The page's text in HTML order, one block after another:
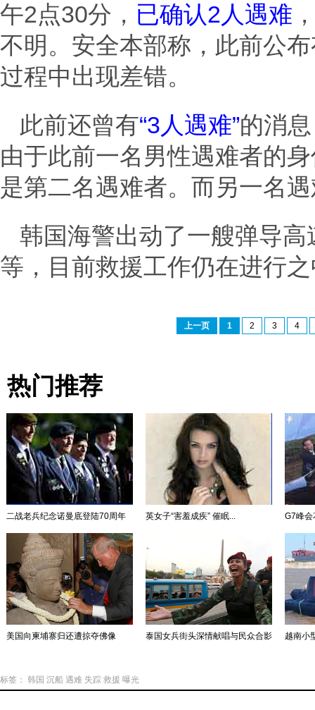
午2点30分， 已确认2人遇难
不明。安全本部称，此前公
过程中出现差错。
此前还曾有“3人遇难”的消
由于此前一名男性遇难者的
是第二名遇难者。而另一名
韩国海警出动了一艘弹导
等，目前救援工作仍在进行
上一页 1 2 3 4
热门推荐
二战老兵纪念诺曼底登陆70周年 英女子“害羞成疾” 催眠... G7峰会
美国向柬埔寨归还遭掠夺佛像 泰国女兵街头深情献唱与民众合影 越南小
标签： 韩国 沉船 遇难 失踪 救援 曝光